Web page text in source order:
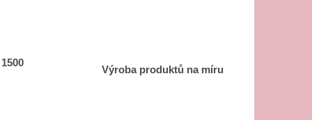
Výroba produktů na míru